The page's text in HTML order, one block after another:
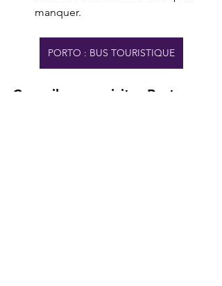
manquer.
PORTO : BUS TOURISTIQUE
Conseils pour visiter Porto au